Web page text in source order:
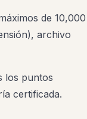
de 10,000
archivo
los puntos
certificada.